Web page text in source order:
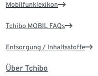
Mobilfunklexikon
Tchibo MOBIL FAQs
Entsorgung / Inhaltsstoffe
Über Tchibo